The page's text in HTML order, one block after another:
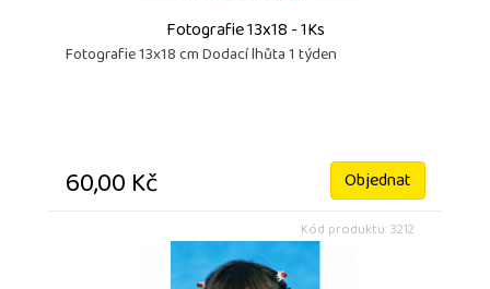
Fotografie 13x18 - 1Ks
Fotografie 13x18 cm Dodací lhůta 1 týden
60,00 Kč Objednat
Kód produktu: 3212